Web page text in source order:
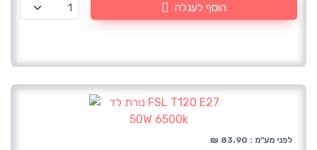
הוסף לעגלה
לפני מע"מ : 83.90 ₪